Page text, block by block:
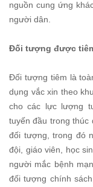
nguồn cung ứng
người dân.
Đối tượng được
Đối tượng tiêm là
dụng vắc xin theo
cho các lực lượng
tuyến đầu trong thúc
đối tượng, trong đó
đội, giáo viên, học
người mắc bệnh
đối tượng chính